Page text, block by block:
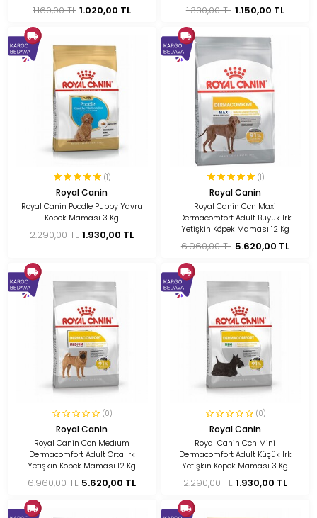
1.160,00 TL 1.020,00 TL 1.330,00 TL 1.150,00 TL
(1)
Royal Canin
Royal Canin Poodle Puppy Yavru
Köpek Maması 3 Kg
2.290,00 TL 1.930,00 TL
(1)
Royal Canin
Royal Canin Ccn Maxi
Dermacomfort Adult Büyük Irk
Yetişkin Köpek Maması 12 Kg
6.960,00 TL 5.620,00 TL
(0)
Royal Canin
Royal Canin Ccn Medıum
Dermacomfort Adult Orta Irk
Yetişkin Köpek Maması 12 Kg
6.960,00 TL 5.620,00 TL
(0)
Royal Canin
Royal Canin Ccn Mini
Dermacomfort Adult Küçük Irk
Yetişkin Köpek Maması 3 Kg
2.290,00 TL 1.930,00 TL